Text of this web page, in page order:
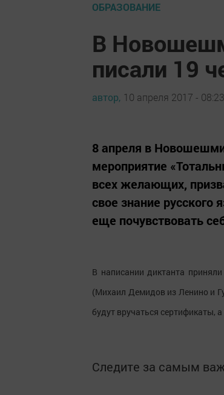
ОБРАЗОВАНИЕ
В
писали 19
автор, 10 апреля 2017 - 08:23
8 апреля в
мероприятие
всех желающих,
свое знание
еще почувствовать
В написании диктанта
(Михаил Демидов из Ленино и
будут вручаться сертификаты,
Следите за самым